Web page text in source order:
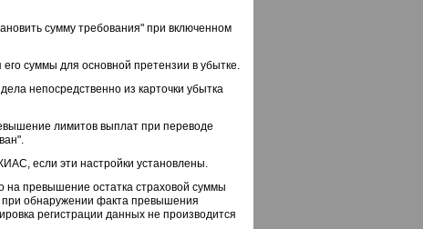
сумму требования" при включенном
суммы для основной претензии в убытке.
непосредственно из карточки убытка
лимитов выплат при переводе
если эти настройки установлены.
на превышение остатка страховой суммы
при обнаружении факта превышения
регистрации данных не производится